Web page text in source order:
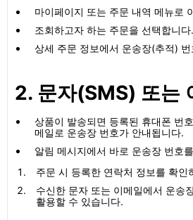
마이페이지 또는 주문 내역 메뉴로
조회하고자 하는 주문을 선택합니다.
상세 주문 정보에서 운송장(추적)
2. 문자(SMS) 또는
상품이 발송되면 등록된 휴대폰 번
메일로 운송장 번호가 안내됩니다.
알림 메시지에서 바로 운송장 번호
주문 시 등록한 연락처 정보를 확인
수신한 문자 또는 이메일에서 운송
활용할 수 있습니다.